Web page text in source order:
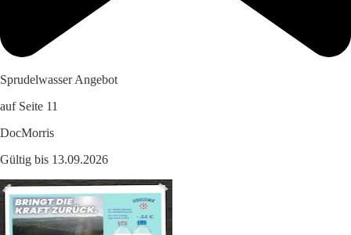
Sprudelwasser Angebot
auf Seite 11
DocMorris
Gültig bis 13.09.2026